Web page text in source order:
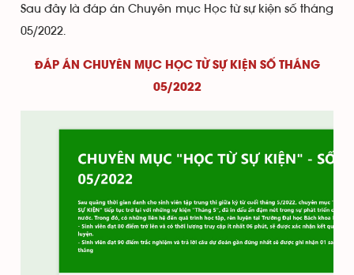
Sau đây là đáp án Chuyên mục Học từ sự kiện số tháng
05/2022.
ĐÁP ÁN CHUYÊN MỤC HỌC TỪ SỰ KIỆN SỐ THÁNG
05/2022